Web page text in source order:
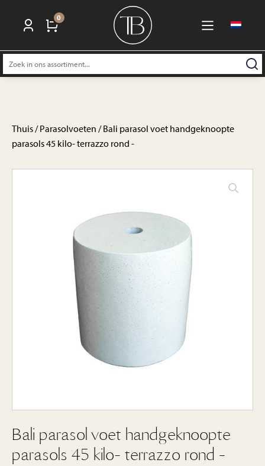
0
Zoeken
naar:
Thuis/Parasolvoeten / Bali parasol voet handgeknoopte
parasols 45 kilo- terrazzo rond -
Bali parasol voet handgeknoopte
parasols 45 kilo- terrazzo rond -